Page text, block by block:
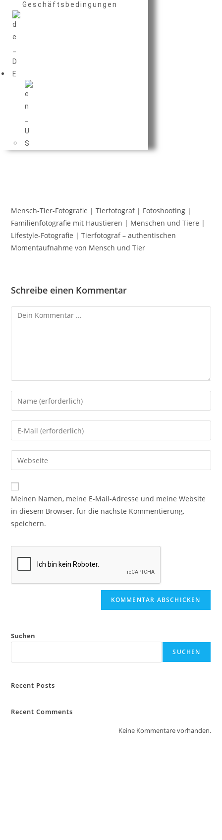
Geschäftsbedingungen
Mensch-Tier-Fotografie | Tierfotograf | Fotoshooting |
Familienfotografie mit Haustieren | Menschen und Tiere |
Lifestyle-Fotografie | Tierfotograf – authentischen
Momentaufnahme von Mensch und Tier
Schreibe einen Kommentar
Meinen Namen, meine E-Mail-Adresse und meine Website
in diesem Browser, für die nächste Kommentierung,
speichern.
Suchen
SUCHEN
Recent Posts
Recent Comments
Keine Kommentare vorhanden.